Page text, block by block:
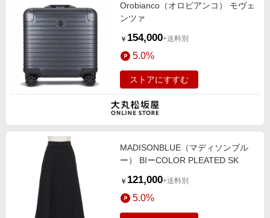
Orobianco（オロビアンコ） モヴェ
ンツァ
￥ 154,000+送料別
5.0%
ストアにすすむ
MADISONBLUE（マディソンブル
ー） BIーCOLOR PLEATED SK
￥ 121,000+送料別
5.0%